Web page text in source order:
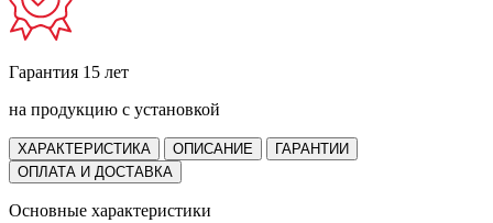
Гарантия 15 лет
на продукцию с установкой
ХАРАКТЕРИСТИКА ОПИСАНИЕ
ГАРАНТИИ
ОПЛАТА И ДОСТАВКА
Основные характеристики